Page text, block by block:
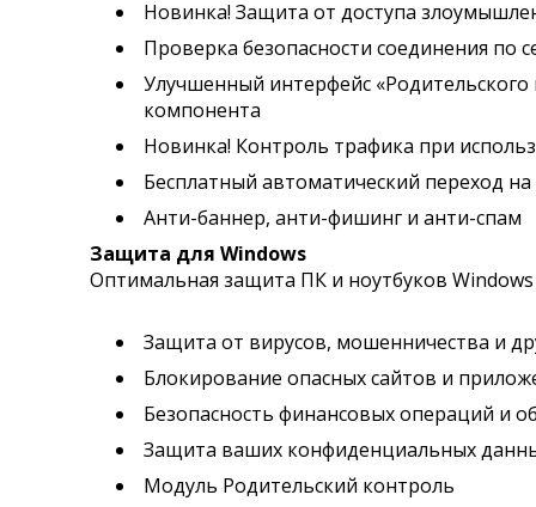
Новинка! Защита от доступа
Проверка безопасности соединения по
Улучшенный интерфейс «Родительского
компонента
Новинка! Контроль трафика при
Бесплатный автоматический переход
Анти-баннер, анти-фишинг и анти-спам
Защита для Windows
Оптимальная защита ПК и ноутбуков
Защита от вирусов, мошенничества и
Блокирование опасных сайтов и
Безопасность финансовых операций и
Защита ваших конфиденциальных
Модуль Родительский контроль